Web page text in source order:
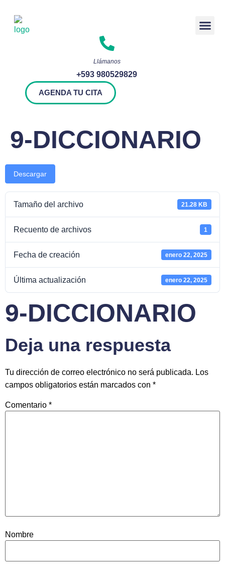
Llámanos
+593 980529829
AGENDA TU CITA
9-DICCIONARIO
Descargar
Tamaño del archivo 21.28 KB
Recuento de archivos 1
Fecha de creación enero 22, 2025
Última actualización enero 22, 2025
9-DICCIONARIO
Deja una respuesta
Tu dirección de correo electrónico no será publicada. Los
campos obligatorios están marcados con *
Comentario *
Nombre